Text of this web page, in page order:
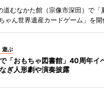
道むなかた館（宗像市深田）で「
ゃん世界遺産カードゲーム」を開
遊ぶ
「おもちゃ図書館」40周年
ぎ人形劇や演奏披露